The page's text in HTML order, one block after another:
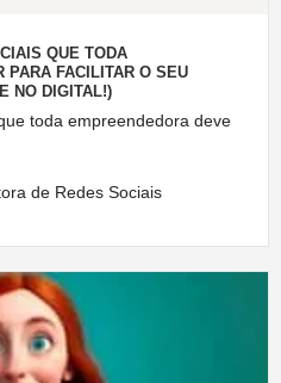
QUE TODA
PARA FACILITAR O SEU
NO DIGITAL!)
toda empreendedora deve
de Redes Sociais